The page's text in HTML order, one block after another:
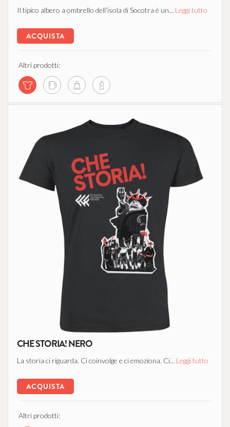
Il tipico albero a ombrello dell’isola di Socotra è un... Leggi tutto
ACQUISTA
Altri prodotti:
CHE STORIA! NERO
La storia ci riguarda. Ci coinvolge e ci emoziona. Ci... Leggi tutto
ACQUISTA
Altri prodotti: